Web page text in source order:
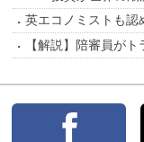
英エコノミストも認
【解説】陪審員が